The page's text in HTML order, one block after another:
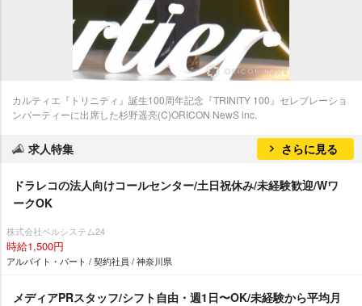
カルティエ『トリニティ』誕生100周年記念『TRINITY 100』セレブレーショ
ンパーティーに出席した杉野遥亮(C)ORICON NewS inc.
求人特集 さらに見る
ドラレコの法人向けコールセンター/土日祝休み/未経験歓迎/Wワ
ークOK
株式会社ベルシステム24
時給1,500円
アルバイト・パート / 契約社員 / 神奈川県
メディアPRスタッフ/シフト自由・週1日〜OK/未経験から平均月